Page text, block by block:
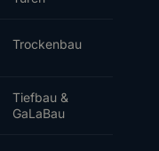
Trockenbau
Tiefbau &
GaLaBau